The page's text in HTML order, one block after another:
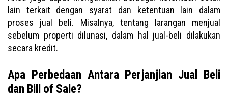
lain terkait dengan syarat dan ketentuan lain dalam
proses jual beli. Misalnya, tentang larangan menjual
sebelum properti dilunasi, dalam hal jual-beli dilakukan
secara kredit.
Apa Perbedaan Antara Perjanjian Jual Beli
dan Bill of Sale?